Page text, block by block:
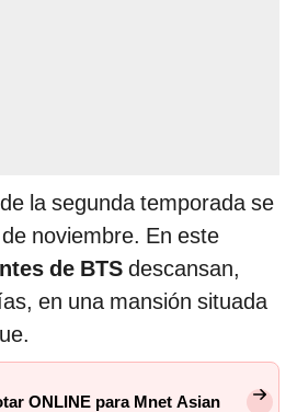
la segunda temporada se
noviembre. En este
de BTS descansan,
en una mansión situada
ONLINE para Mnet Asian